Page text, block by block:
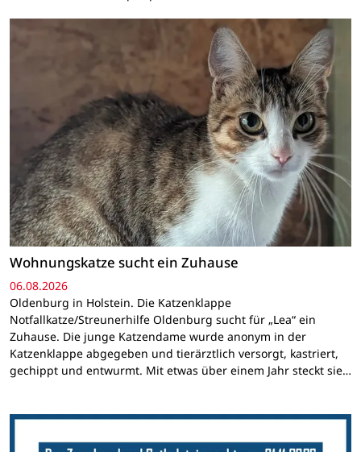
Wohnungskatze sucht ein Zuhause
06.08.2026
Oldenburg in Holstein. Die Katzenklappe
Notfallkatze/Streunerhilfe Oldenburg sucht für „Lea“ ein
Zuhause. Die junge Katzendame wurde anonym in der
Katzenklappe abgegeben und tierärztlich versorgt, kastriert,
gechippt und entwurmt. Mit etwas über einem Jahr steckt sie…